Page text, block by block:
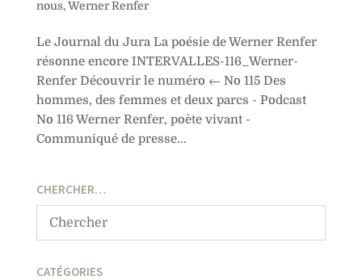
nous,Werner Renfer
Le Journal du Jura La poésie de Werner Renfer
résonne encore INTERVALLES-116_Werner-
Renfer Découvrir le numéro ← No 115 Des
hommes, des femmes et deux parcs - Podcast
No 116 Werner Renfer, poète vivant -
Communiqué de presse...
CHERCHER…
CATÉGORIES